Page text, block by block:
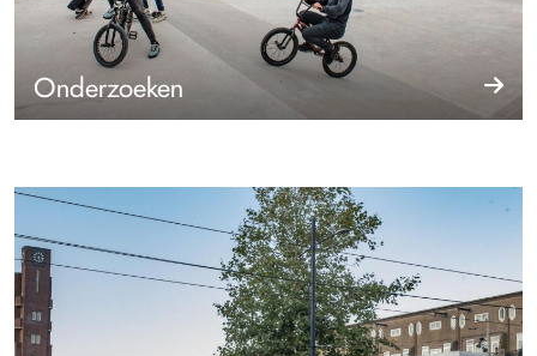
Onderzoeken